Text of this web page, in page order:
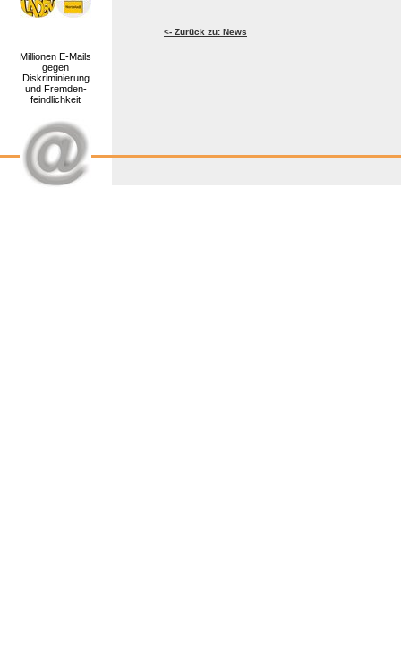
Millionen E-Mails
gegen
Diskriminierung
und Fremden-
feindlichkeit
<- Zurück zu: News